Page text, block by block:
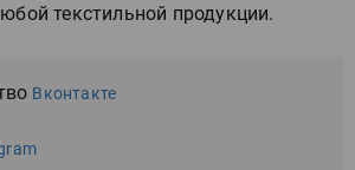
текстильной продукции.
Вконтакте